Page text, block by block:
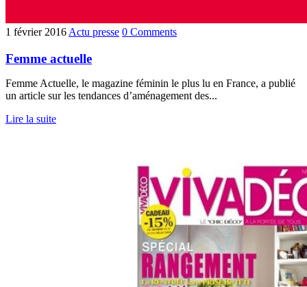
1 février 2016 Actu presse 0 Comments
Femme actuelle
Femme Actuelle, le magazine féminin le plus lu en France, a publié
un article sur les tendances d’aménagement des...
Lire la suite